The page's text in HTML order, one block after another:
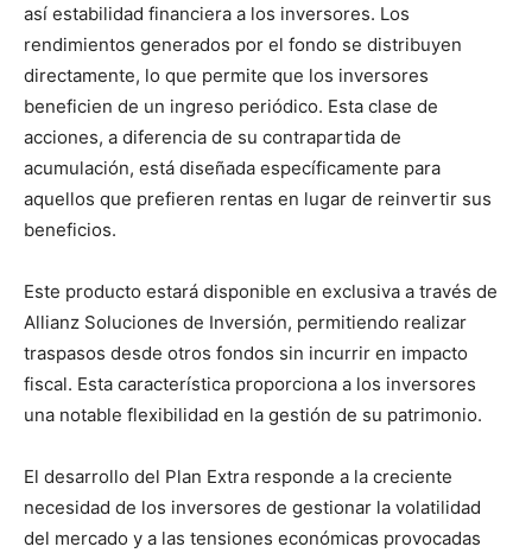
así estabilidad financiera a los inversores. Los
rendimientos generados por el fondo se distribuyen
directamente, lo que permite que los inversores
beneficien de un ingreso periódico. Esta clase de
acciones, a diferencia de su contrapartida de
acumulación, está diseñada específicamente para
aquellos que prefieren rentas en lugar de reinvertir sus
beneficios.
Este producto estará disponible en exclusiva a través de
Allianz Soluciones de Inversión, permitiendo realizar
traspasos desde otros fondos sin incurrir en impacto
fiscal. Esta característica proporciona a los inversores
una notable flexibilidad en la gestión de su patrimonio.
El desarrollo del Plan Extra responde a la creciente
necesidad de los inversores de gestionar la volatilidad
del mercado y a las tensiones económicas provocadas